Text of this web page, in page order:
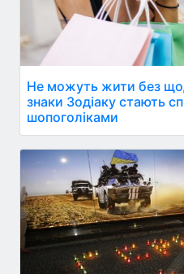
Не можуть жити без
знаки Зодіаку стають
шопоголіками